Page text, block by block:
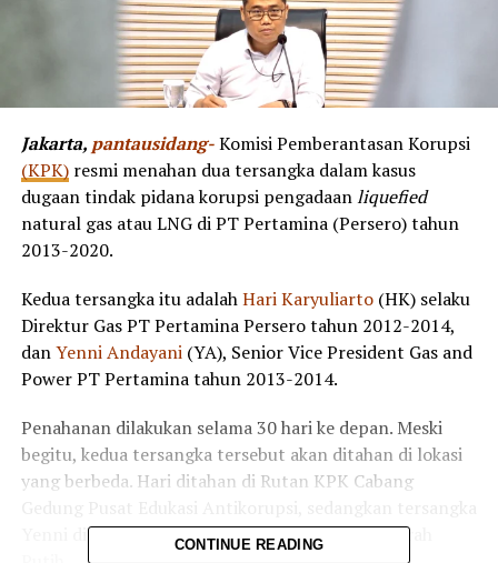
Jakarta, pantausidang-Komisi Pemberantasan Korupsi
(KPK)resmi menahan dua tersangka dalam kasus
dugaan tindak pidana korupsi pengadaanliquefied
natural gas atau LNG di PT Pertamina (Persero) tahun
2013-2020.
Kedua tersangka itu adalahHari Karyuliarto(HK) selaku
Direktur Gas PT Pertamina Persero tahun 2012-2014,
danYenni Andayani(YA), Senior Vice President Gas and
Power PT Pertamina tahun 2013-2014.
Penahanan dilakukan selama 30 hari ke depan. Meski
begitu, kedua tersangka tersebut akan ditahan di lokasi
yang berbeda. Hari ditahan di Rutan KPK Cabang
Yenni ditahan di Rutan Cabang KPK Gedung Merah
CONTINUE READING